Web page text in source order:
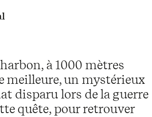
à 1000 mètres
meilleure, un mystérieux
disparu lors de la guerre
quête, pour retrouver